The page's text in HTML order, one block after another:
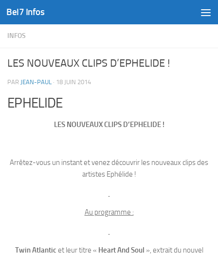
Skip to content
Bel7 Infos
INFOS
LES NOUVEAUX CLIPS D’EPHELIDE !
PAR JEAN-PAUL · 18 JUIN 2014
EPHELIDE
LES NOUVEAUX CLIPS D’EPHELIDE !
Arrêtez-vous un instant et venez découvrir les nouveaux clips des
artistes Ephélide !
Au programme :
Twin Atlantic et leur titre « Heart And Soul », extrait du nouvel